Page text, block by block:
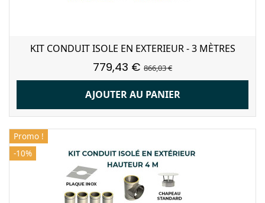
KIT CONDUIT ISOLE EN EXTERIEUR - 3 MÈTRES
779,43 € 866,03 €
AJOUTER AU PANIER
Promo !
-10%